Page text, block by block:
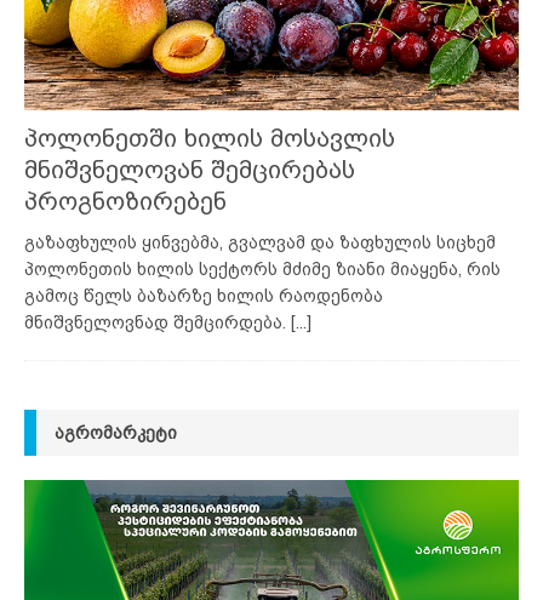
პოლონეთში ხილის მოსავლის
მნიშვნელოვან შემცირებას
პროგნოზირებენ
გაზაფხულის ყინვებმა, გვალვამ და ზაფხულის სიცხემ
პოლონეთის ხილის სექტორს მძიმე ზიანი მიაყენა, რის
გამოც წელს ბაზარზე ხილის რაოდენობა
მნიშვნელოვნად შემცირდება.
[...]
ᲐᲒᲠᲝᲛᲐᲠᲙᲔᲢᲘ